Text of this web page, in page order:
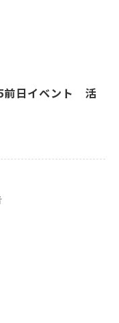
前日イベント 活